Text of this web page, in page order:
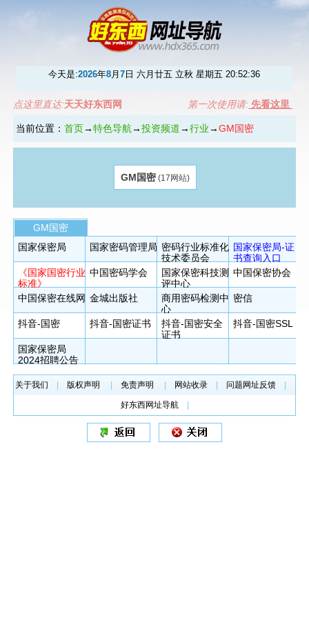
今天是:2026年8月 7 日 六月廿五 立秋 星期五 20:52:36
点这里直达:天天好东西网 第一次使用请: 先看这里
当前位置： 首页→特色导航→投资频道→行业→GM国密
GM国密 (17网站)
GM国密
国家保密局
国家密码管理局 密码行业标准化
技术委员会
国家保密局-证
书查询入口
《国家国密行业
标准》
中国密码学会
国家保密科技测
评中心
中国保密协会
中国保密在线网 金城出版社
商用密码检测中
心
密信
抖音-国密 抖音-国密证书
抖音-国密安全
证书
抖音-国密SSL
国家保密局
2024招聘公告
关于我们 版权声明 免责声明 网站收录| 问题网址反馈|
好东西网址导航|